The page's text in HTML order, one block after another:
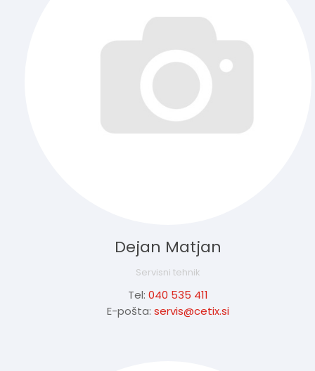
Dejan Matjan
Servisni tehnik
Tel: 040 535 411
E-pošta: servis@cetix.si